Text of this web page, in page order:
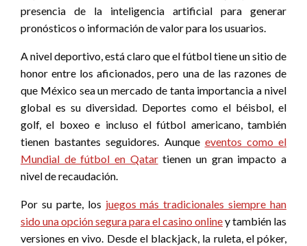
presencia de la inteligencia artificial para generar
pronósticos o información de valor para los usuarios.
A nivel deportivo, está claro que el fútbol tiene un sitio de
honor entre los aficionados, pero una de las razones de
que México sea un mercado de tanta importancia a nivel
global es su diversidad. Deportes como el béisbol, el
golf, el boxeo e incluso el fútbol americano, también
tienen bastantes seguidores. Aunque eventos como el
Mundial de fútbol en Qatartienen un gran impacto a
nivel de recaudación.
Por su parte, los juegos más tradicionales siempre han
sido una opción segura para el casino onliney también las
versiones en vivo. Desde el blackjack, la ruleta, el póker,